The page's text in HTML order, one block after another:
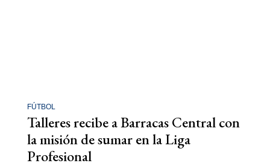
FÚTBOL
Talleres recibe a Barracas Central con
la misión de sumar en la Liga
Profesional